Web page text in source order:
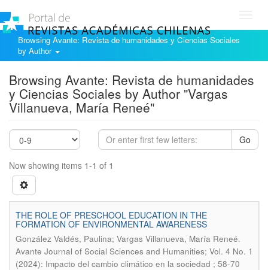
Browsing Avante: Revista de humanidades y Ciencias Sociales
by Author
Browsing Avante: Revista de humanidades
y Ciencias Sociales by Author "Vargas
Villanueva, María Reneé"
Go
Now showing items 1-1 of 1
THE ROLE OF PRESCHOOL EDUCATION IN THE
FORMATION OF ENVIRONMENTAL AWARENESS
González Valdés, Paulina; Vargas Villanueva, María Reneé.
Avante Journal of Social Sciences and Humanities; Vol. 4 No. 1
(2024): Impacto del cambio climático en la sociedad ; 58-70